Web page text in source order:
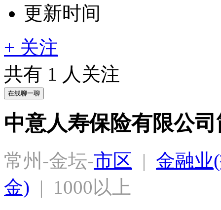
更新时间
+ 关注
共有 1 人关注
在线聊一聊
中意人寿保险有限公
常州-金坛-市区 | 金融业
金) |  1000以上